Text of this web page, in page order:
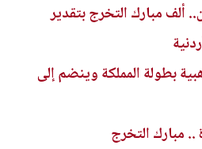
ألف مبارك التخرج بتقدير
بطولة المملكة وينضم إلى
.. مبارك التخرج